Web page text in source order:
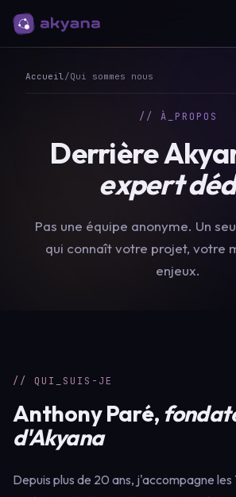
Accueil/Qui sommes nous
// À_PROPOS
Derrière
expert
Pas une équipe anonyme. Un
qui connaît votre projet, votre
enjeux.
// QUI_SUIS-JE
Anthony Paré,
d'Akyana
Depuis plus de 20 ans, j'accompagne
Panneau de gestion des cookies